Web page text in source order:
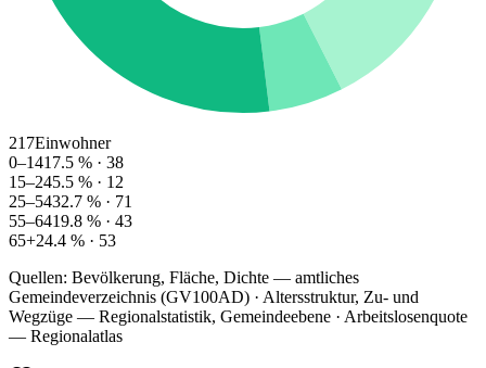
217Einwohner
0–1417.5 % · 38
15–245.5 % · 12
25–5432.7 % · 71
55–6419.8 % · 43
65+24.4 % · 53
Quellen: Bevölkerung, Fläche, Dichte — amtliches
Gemeindeverzeichnis (GV100AD) · Altersstruktur, Zu- und
Wegzüge — Regionalstatistik, Gemeindeebene · Arbeitslosenquote
— Regionalatlas